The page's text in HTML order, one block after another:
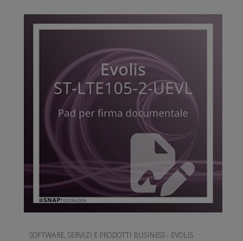
SOFTWARE, SERVIZI E PRODOTTI BUSINESS- EVOLIS